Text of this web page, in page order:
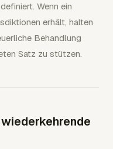
Wenn ein
erhält, halten
Behandlung
Satz zu stützen.